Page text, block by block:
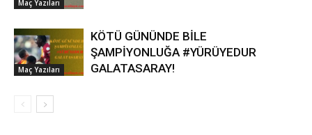
Maç Yazıları
Maç Yazıları
KÖTÜ GÜNÜNDE BİLE
ŞAMPİYONLUĞA #YÜRÜYEDUR
GALATASARAY!